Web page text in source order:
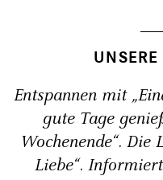
UNSERE
Entspannen mit
gute Tage
Wochenende“.
Liebe“.